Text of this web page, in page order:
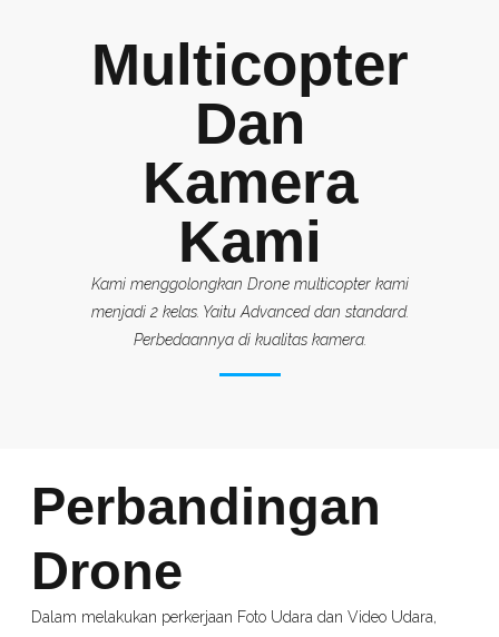
Multicopter
Dan
Kamera
Kami
Kami menggolongkan Drone multicopter kami
menjadi 2 kelas. Yaitu Advanced dan standard.
Perbedaannya di kualitas kamera.
Perbandingan
Drone
Dalam melakukan perkerjaan Foto Udara dan Video Udara,